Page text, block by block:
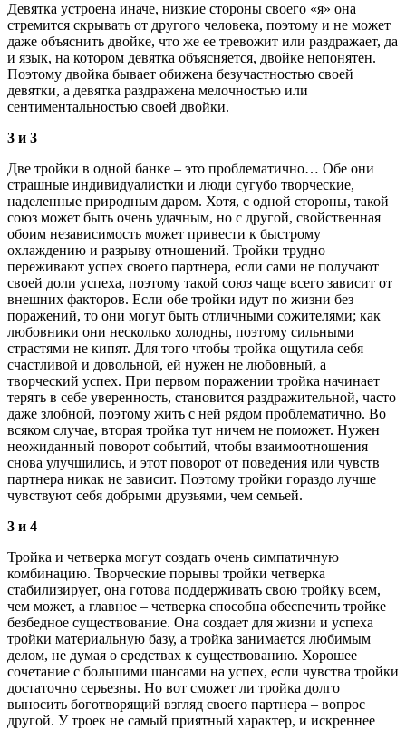
Девятка устроена иначе, низкие стороны своего «я» она
стремится скрывать от другого человека, поэтому и не может
даже объяснить двойке, что же ее тревожит или раздражает, да
и язык, на котором девятка объясняется, двойке непонятен.
Поэтому двойка бывает обижена безучастностью своей
девятки, а девятка раздражена мелочностью или
сентиментальностью своей двойки.
3 и 3
Две тройки в одной банке – это проблематично… Обе они
страшные индивидуалистки и люди сугубо творческие,
наделенные природным даром. Хотя, с одной стороны, такой
союз может быть очень удачным, но с другой, свойственная
обоим независимость может привести к быстрому
охлаждению и разрыву отношений. Тройки трудно
переживают успех своего партнера, если сами не получают
своей доли успеха, поэтому такой союз чаще всего зависит от
внешних факторов. Если обе тройки идут по жизни без
поражений, то они могут быть отличными сожителями; как
любовники они несколько холодны, поэтому сильными
страстями не кипят. Для того чтобы тройка ощутила себя
счастливой и довольной, ей нужен не любовный, а
творческий успех. При первом поражении тройка начинает
терять в себе уверенность, становится раздражительной, часто
даже злобной, поэтому жить с ней рядом проблематично. Во
всяком случае, вторая тройка тут ничем не поможет. Нужен
неожиданный поворот событий, чтобы взаимоотношения
снова улучшились, и этот поворот от поведения или чувств
партнера никак не зависит. Поэтому тройки гораздо лучше
чувствуют себя добрыми друзьями, чем семьей.
3 и 4
Тройка и четверка могут создать очень симпатичную
комбинацию. Творческие порывы тройки четверка
стабилизирует, она готова поддерживать свою тройку всем,
чем может, а главное – четверка способна обеспечить тройке
безбедное существование. Она создает для жизни и успеха
тройки материальную базу, а тройка занимается любимым
делом, не думая о средствах к существованию. Хорошее
сочетание с большими шансами на успех, если чувства тройки
достаточно серьезны. Но вот сможет ли тройка долго
выносить боготворящий взгляд своего партнера – вопрос
другой. У троек не самый приятный характер, и искреннее